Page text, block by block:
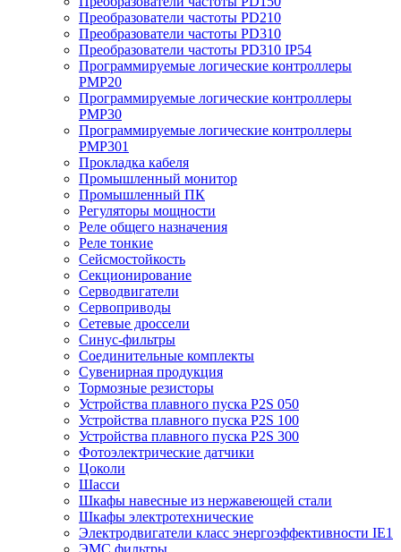
Преобразователи частоты PD210
Преобразователи частоты PD310
Преобразователи частоты PD310 IP54
Программируемые логические контроллеры
PMP20
Программируемые логические контроллеры
PMP30
Программируемые логические контроллеры
PMP301
Прокладка кабеля
Промышленный монитор
Промышленный ПК
Регуляторы мощности
Реле общего назначения
Реле тонкие
Сейсмостойкость
Секционирование
Серводвигатели
Сервоприводы
Сетевые дроссели
Синус-фильтры
Соединительные комплекты
Сувенирная продукция
Тормозные резисторы
Устройства плавного пуска P2S 050
Устройства плавного пуска P2S 100
Устройства плавного пуска P2S 300
Фотоэлектрические датчики
Цоколи
Шасси
Шкафы навесные из нержавеющей стали
Шкафы электротехнические
Электродвигатели класс энергоэффективности IE1
ЭМС фильтры